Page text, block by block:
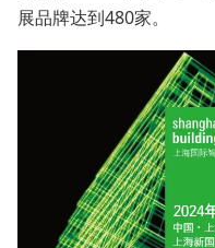
展品牌达到480家。